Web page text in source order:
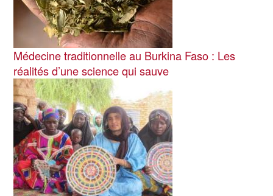
Médecine traditionnelle au Burkina Faso : Les
réalités d’une science qui sauve
Image